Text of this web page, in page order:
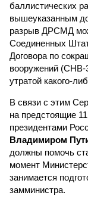
баллистических
вышеуказанным
разрыв ДРСМД
Соединенных
Договора по
вооружений (СНВ-
утратой какого-
В связи с этим
на предстоящие
президентами
Владимиром
должны помочь
момент
занимается
замминистра.